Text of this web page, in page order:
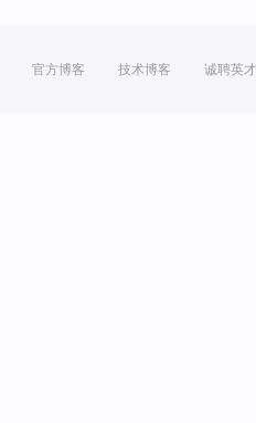
官方博客 技术博客 诚聘英才